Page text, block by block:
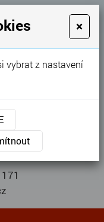
ploty ...
×
vybrat z nastavení